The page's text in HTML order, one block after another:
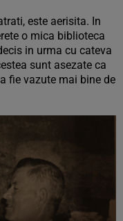
este aerisita. In
o mica biblioteca
in urma cu cateva
sunt asezate ca
fie vazute mai bine de